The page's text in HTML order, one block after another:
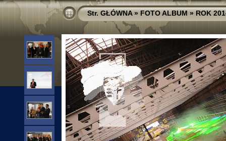
Str. GŁÓWNA»FOTO ALBUM»ROK